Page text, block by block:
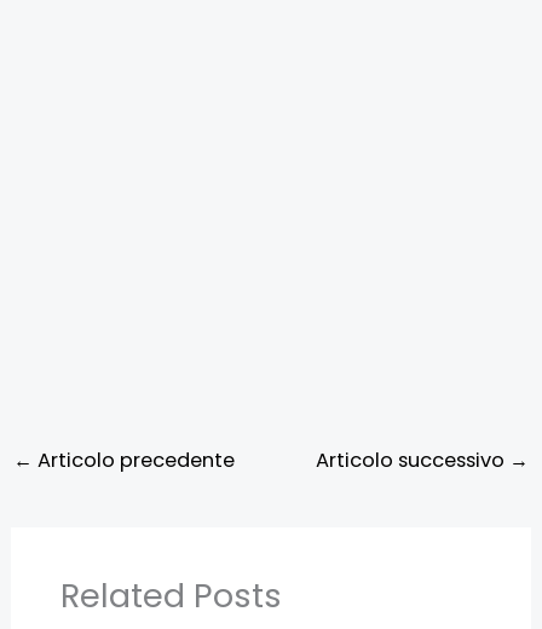
← Articolo precedente Articolo successivo →
Related Posts